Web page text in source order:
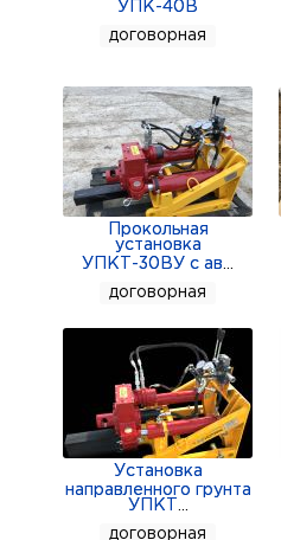
УПК-40В
договорная
Прокольная
установка
УПКТ-30ВУ с ав
договорная
Установка
направленного грунта
УПКТ
договорная